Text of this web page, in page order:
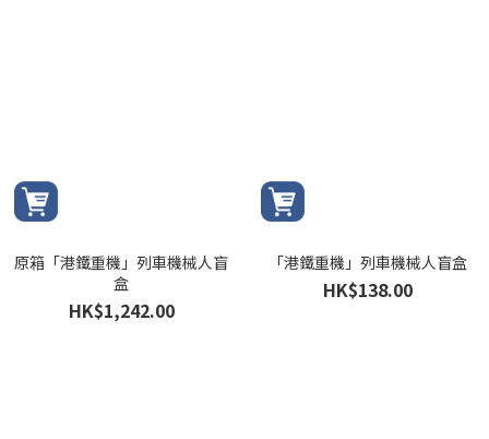
原箱「港鐵重機」列車機械人盲
盒
HK$1,242.00
「港鐵重機」列車機械人盲盒
HK$138.00